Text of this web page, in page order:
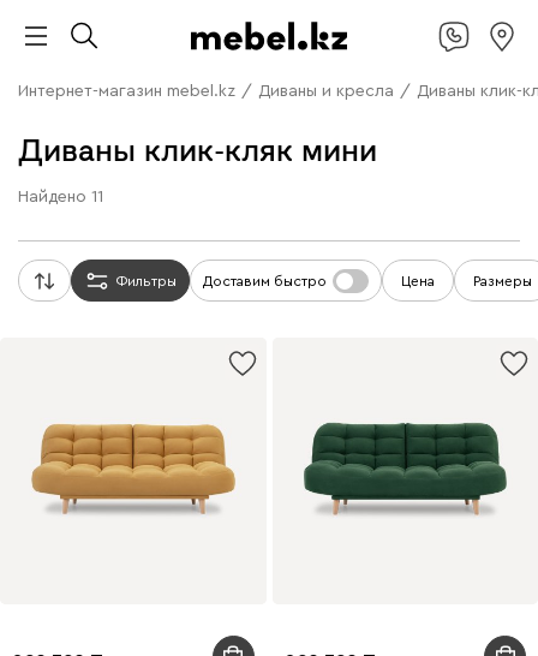
Интернет-магазин mebel.kz / Диваны и кресла / Диваны клик-
Диваны клик-кляк мини
Найдено 11
Фильтры Доставим быстро Цена Размеры